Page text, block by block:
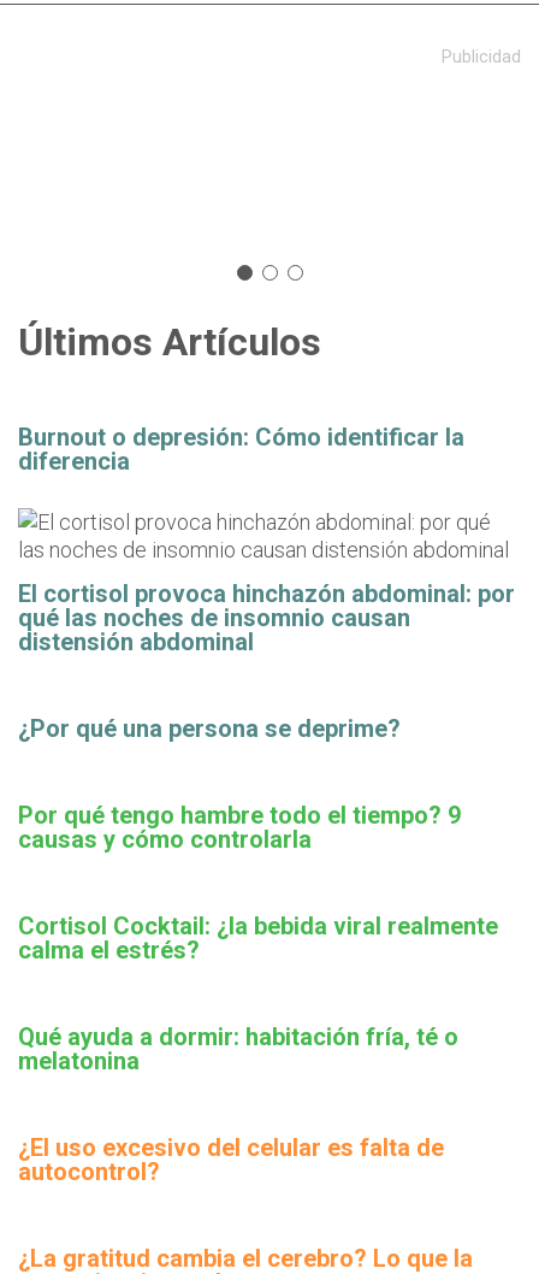
Publicidad
Últimos Artículos
Burnout o depresión: Cómo identificar la
diferencia
El cortisol provoca hinchazón abdominal: por
qué las noches de insomnio causan
distensión abdominal
¿Por qué una persona se deprime?
Por qué tengo hambre todo el tiempo? 9
causas y cómo controlarla
Cortisol Cocktail: ¿la bebida viral realmente
calma el estrés?
Qué ayuda a dormir: habitación fría, té o
melatonina
¿El uso excesivo del celular es falta de
autocontrol?
¿La gratitud cambia el cerebro? Lo que la